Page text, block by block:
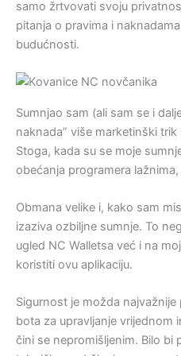
samo žrtvovati svoju
pitanja o pravima i
budućnosti.
Sumnjao sam (ali sam se i
naknada” više marketinški
Stoga, kada su se moje
obećanja programera
Obmana velike i, kako sam
izaziva ozbiljne sumnje. To
ugled NC Walletsa već i na
koristiti ovu aplikaciju.
Sigurnost je možda najvažnije
bota za upravljanje
čini se nepromišljenim. Bilo bi